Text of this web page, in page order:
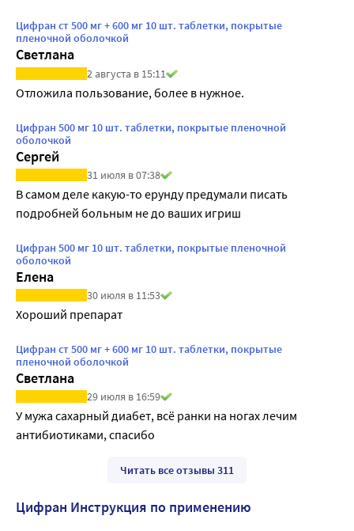
Цифран ст 500 мг + 600 мг 10 шт. таблетки, покрытые
пленочной оболочкой
Светлана
2 августа в 15:11
Отложила пользование, более в нужное.
Цифран 500 мг 10 шт. таблетки, покрытые пленочной
оболочкой
Сергей
31 июля в 07:38
В самом деле какую-то ерунду предумали писать
подробней больным не до ваших игриш
Цифран 500 мг 10 шт. таблетки, покрытые пленочной
оболочкой
Елена
30 июля в 11:53
Хороший препарат
Цифран ст 500 мг + 600 мг 10 шт. таблетки, покрытые
пленочной оболочкой
Светлана
29 июля в 16:59
У мужа сахарный диабет, всё ранки на ногах лечим
антибиотиками, спасибо
Читать все отзывы 311
Цифран Инструкция по применению